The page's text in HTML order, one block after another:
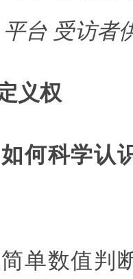
平台 受访者
义权
如何科学认
简单数值判